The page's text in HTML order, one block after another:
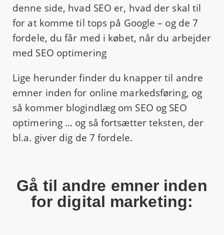
denne side, hvad SEO er, hvad der skal til
for at komme til tops på Google – og de 7
fordele, du får med i købet, når du arbejder
med SEO optimering
Lige herunder finder du knapper til andre
emner inden for online markedsføring, og
så kommer blogindlæg om SEO og SEO
optimering … og så fortsætter teksten, der
bl.a. giver dig de 7 fordele.
Gå til andre emner inden
for digital marketing: